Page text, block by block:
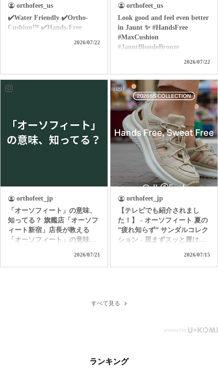
orthofeet_us
✔️Water Friendly ✔️Ortho-
Cushion™ ✔️Hands-Free
2026/07/22
orthofeet_us
Look good and feel even better
in Jaunt ✨ #HandsFree
#MaxCushion
#JauntBlondeBronze
2026/07/22
orthofeet_jp
「オーソフィート」の意味、
知ってる？ 旗艦店「オーソフ
ィート新宿」店長が教える
「オーソフィート」の意味。
体工学」をバックグラウンド
阪急 オーソフィート鶴屋百貨
2026/07/21
orthofeet_jp
【テレビでも紹介されまし
た！】 - オーソフィート 夏の
”疲れ知らず” サンダルコレク
ション - 屈まずスッと履け
をサポート。 汗ばむ季節も1
元を守り、クッション性の高
分好みにカスタムできるパー
で水辺もOKな「カリプソ」
＆「ネプチューン」など、あ
2026/07/15
すべて見る
ランキング